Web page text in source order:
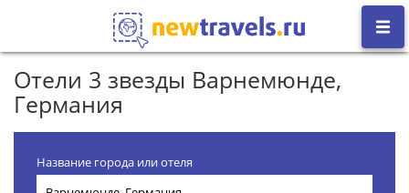
Отели 3 звезды Варнемюнде,
Германия
Название города или отеля